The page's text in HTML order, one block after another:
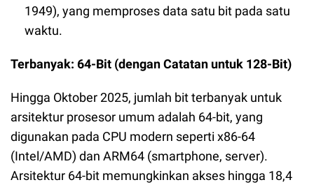
1949), yang memproses data satu bit pada satu
waktu.
Terbanyak: 64-Bit (dengan Catatan untuk 128-Bit)
Hingga Oktober 2025, jumlah bit terbanyak untuk
arsitektur prosesor umum adalah 64-bit, yang
digunakan pada CPU modern seperti x86-64
(Intel/AMD) dan ARM64 (smartphone, server).
Arsitektur 64-bit memungkinkan akses hingga 18,4